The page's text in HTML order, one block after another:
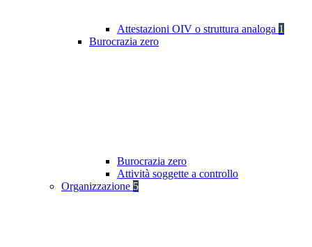
Attestazioni OIV o struttura analoga 1
Burocrazia zero
Burocrazia zero
Attività soggette a controllo
Organizzazione 5